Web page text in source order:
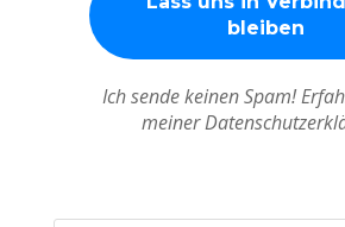
Ich sende keinen Spam!
meiner